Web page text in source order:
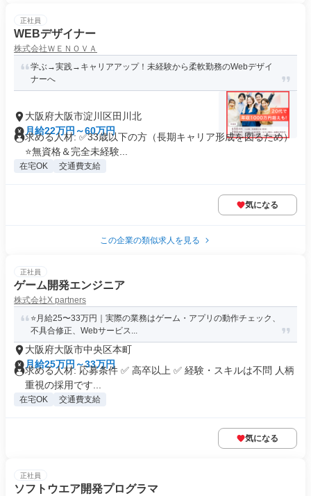
正社員
WEBデザイナー
株式会社ＷＥＮＯＶＡ
学ぶ→実践→キャリアアップ！未経験から柔軟勤務のWebデザイ
ナーへ
大阪府大阪市淀川区田川北
月給22万円～60万円
求める人材: ✅33歳以下の方（長期キャリア形成を図るため）
⭐無資格＆完全未経験...
在宅OK 交通費支給
気になる
この企業の類似求人を見る
正社員
ゲーム開発エンジニア
株式会社X partners
⭐月給25〜33万円｜実際の業務はゲーム・アプリの動作チェック、
不具合修正、Webサービス...
大阪府大阪市中央区本町
月給25万円～33万円
求める人材: 応募条件 ✅ 高卒以上 ✅ 経験・スキルは不問 人柄
重視の採用です...
在宅OK 交通費支給
気になる
正社員
ソフトウエア開発プログラマ